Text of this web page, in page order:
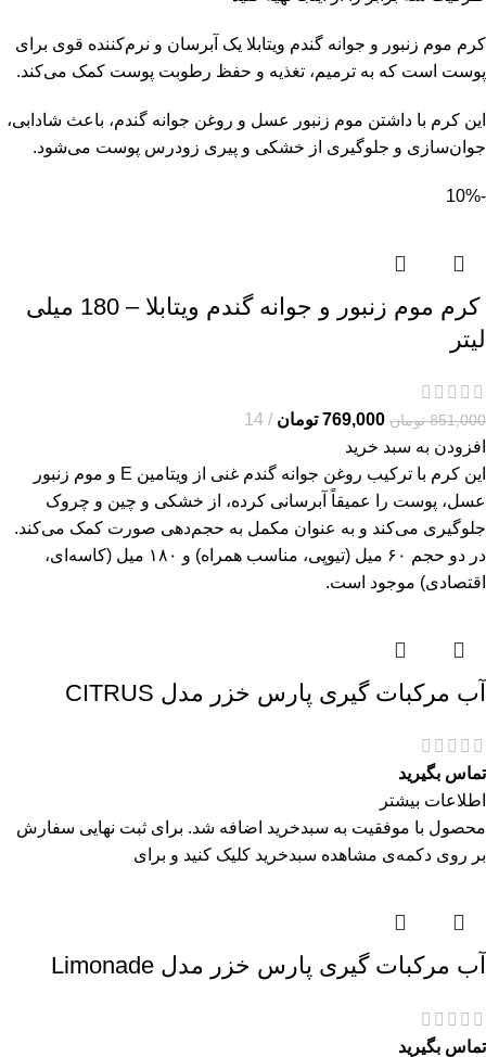
کرم موم زنبور و جوانه گندم ویتابلا یک آبرسان و نرم‌کننده قوی برای
پوست است که به ترمیم، تغذیه و حفظ رطوبت پوست کمک می‌کند.
این کرم با داشتن موم زنبور عسل و روغن جوانه گندم، باعث شادابی،
جوان‌سازی و جلوگیری از خشکی و پیری زودرس پوست می‌شود.
-10%
کرم موم زنبور و جوانه گندم ویتابلا – 180 میلی
لیتر
851,000 تومان 769,000 تومان
14
افزودن به سبد خرید
این کرم با ترکیب روغن جوانه گندم غنی از ویتامین E و موم زنبور
عسل، پوست را عمیقاً آبرسانی کرده، از خشکی و چین و چروک
جلوگیری می‌کند و به عنوان مکمل به حجم‌دهی صورت کمک می‌کند.
در دو حجم ۶۰ میل (تیوپی، مناسب همراه) و ۱۸۰ میل (کاسه‌ای،
اقتصادی) موجود است.
آب مرکبات گیری پارس خزر مدل CITRUS
تماس بگیرید
اطلاعات بیشتر
محصول با موفقیت به سبدخرید اضافه شد. برای ثبت نهایی سفارش
بر روی دکمه‌ی مشاهده سبدخرید کلیک کنید و برای
آب مرکبات گیری پارس خزر مدل Limonade
تماس بگیرید